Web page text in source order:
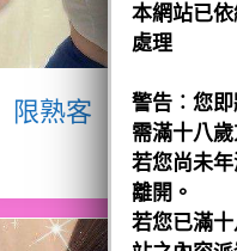
限熟客【八德】宥
本網站已
處理
警告︰您
需滿十八歲
若您尚未
離開。
若您已滿